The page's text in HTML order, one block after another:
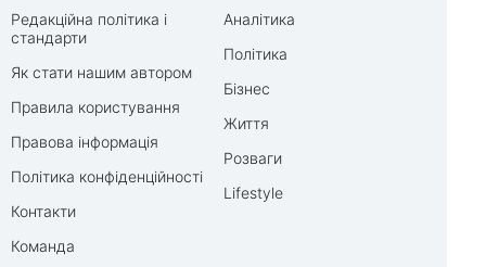
Редакційна політика і
стандарти
Як стати нашим автором
Правила користування
Правова інформація
Політика конфіденційності
Контакти
Команда
Аналітика
Політика
Бізнес
Життя
Розваги
Lifestyle